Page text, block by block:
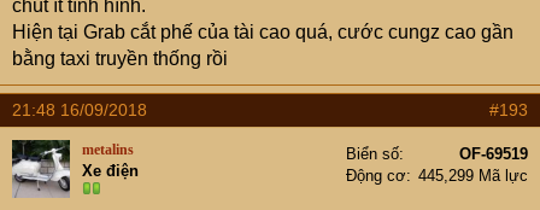
chút ít tình hình.
Hiện tại Grab cắt phế của tài cao quá, cước cungz cao gần
bằng taxi truyền thống rồi
21:48 16/09/2018 #193
metalins
Xe điện
Biển số
OF-69519
Động cơ
445,299 Mã lực